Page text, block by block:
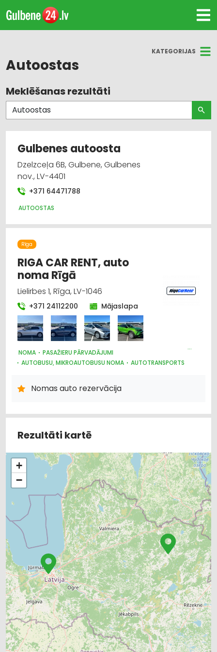
KATEGORIJAS
Autoostas
Visas nozares
Auto noma; vieglie auto
Autoostas
Autotransports
Noma
Pasažieru pārvadājumi
Meklēšanas rezultāti
Gulbenes autoosta
Dzelzceļa 6B, Gulbene, Gulbenes
nov., LV-4401
+371 64471788
AUTOOSTAS
Rīga
RIGA CAR RENT, auto
noma Rīgā
Lielirbes 1, Rīga, LV-1046
+371 24112200 Mājaslapa
NOMA
PASAŽIERU PĀRVADĀJUMI
AUTOBUSU, MIKROAUTOBUSU NOMA
AUTOTRANSPORTS
Nomas auto rezervācija
Rezultāti kartē
+
−